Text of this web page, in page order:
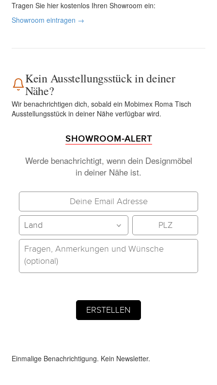
Tragen Sie hier kostenlos Ihren Showroom ein:
Showroom eintragen →
Kein Ausstellungsstück in deiner
Nähe?
Wir benachrichtigen dich, sobald ein Mobimex Roma Tisch
Ausstellungsstück in deiner Nähe verfügbar wird.
SHOWROOM-ALERT
Werde benachrichtigt, wenn dein Designmöbel
in deiner Nähe ist.
Einmalige Benachrichtigung. Kein Newsletter.